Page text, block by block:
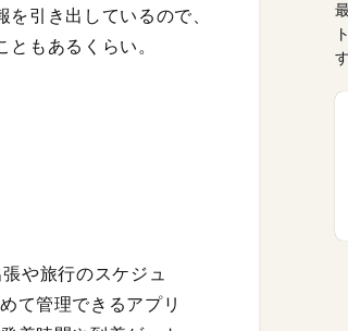
引き出しているので、
もあるくらい。
や旅行のスケジュ
て管理できるアプリ